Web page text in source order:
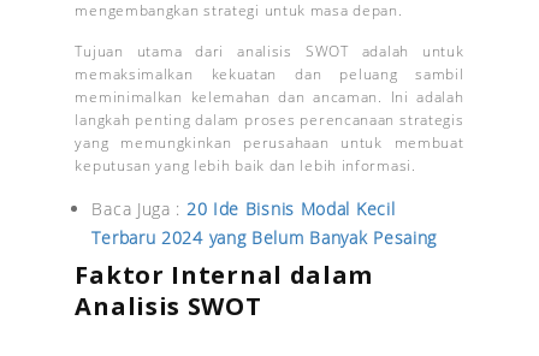
mengembangkan strategi untuk masa depan.
Tujuan utama dari analisis SWOT adalah untuk
memaksimalkan kekuatan dan peluang sambil
meminimalkan kelemahan dan ancaman. Ini adalah
langkah penting dalam proses perencanaan strategis
yang memungkinkan perusahaan untuk membuat
keputusan yang lebih baik dan lebih informasi.
Baca Juga : 20 Ide Bisnis Modal Kecil
Terbaru 2024 yang Belum Banyak Pesaing
Faktor Internal dalam
Analisis SWOT